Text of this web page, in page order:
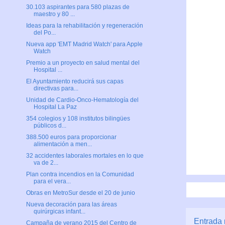
Entrada
30.103 aspirantes para 580 plazas de
maestro y 80 ...
Ideas para la rehabilitación y regeneración
del Po...
Nueva app 'EMT Madrid Watch' para Apple
Watch
Premio a un proyecto en salud mental del
Hospital ...
El Ayuntamiento reducirá sus capas
directivas para...
Unidad de Cardio-Onco-Hematología del
Hospital La Paz
354 colegios y 108 institutos bilingües
públicos d...
388.500 euros para proporcionar
alimentación a men...
32 accidentes laborales mortales en lo que
va de 2...
Plan contra incendios en la Comunidad
para el vera...
Obras en MetroSur desde el 20 de junio
Nueva decoración para las áreas
quirúrgicas infant...
Campaña de verano 2015 del Centro de